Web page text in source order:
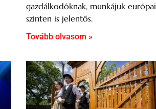
gazdálkodóknak, munkájuk európai
szinten is jelentős.
Tovább olvasom »